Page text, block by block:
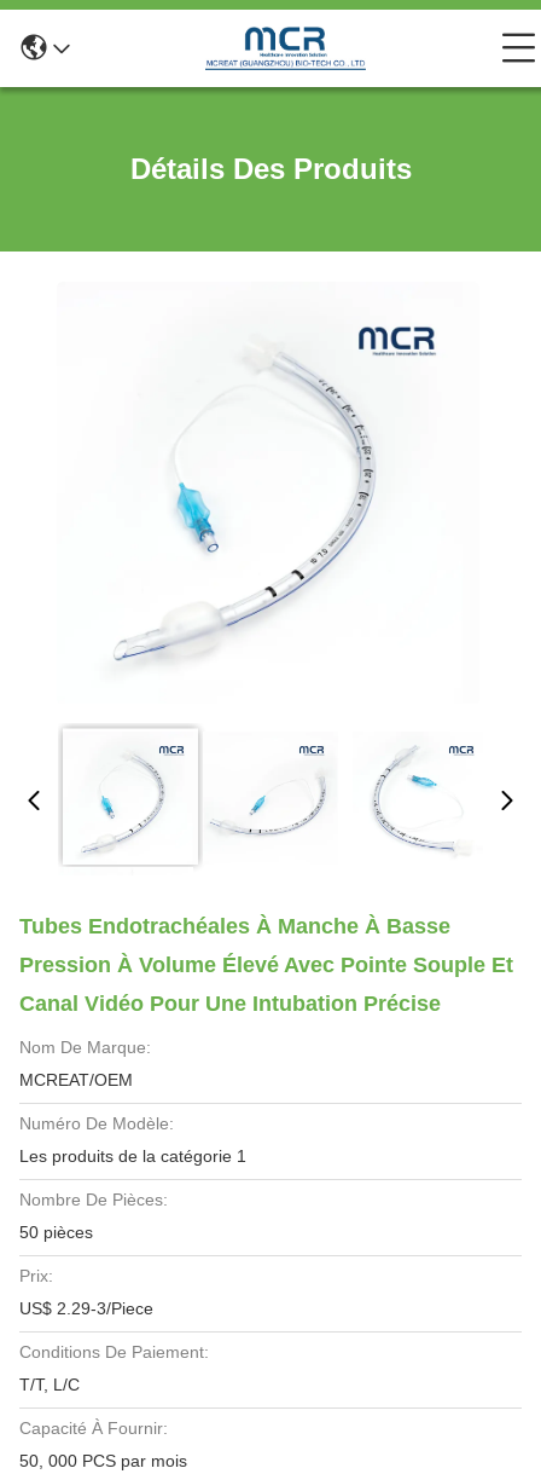
Détails Des Produits
Tubes Endotrachéales À Manche À Basse
Pression À Volume Élevé Avec Pointe Souple Et
Canal Vidéo Pour Une Intubation Précise
Nom De Marque:
MCREAT/OEM
Numéro De Modèle:
Les produits de la catégorie 1
Nombre De Pièces:
50 pièces
Prix:
US$ 2.29-3/Piece
Conditions De Paiement:
T/T, L/C
Capacité À Fournir:
50, 000 PCS par mois